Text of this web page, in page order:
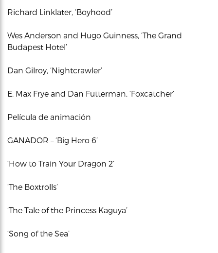
Richard Linklater, ‘Boyhood’
Wes Anderson and Hugo Guinness, ‘The Grand
Budapest Hotel’
Dan Gilroy, ‘Nightcrawler’
E. Max Frye and Dan Futterman, ‘Foxcatcher’
Película de animación
GANADOR – ‘Big Hero 6’
‘How to Train Your Dragon 2’
‘The Boxtrolls’
‘The Tale of the Princess Kaguya’
‘Song of the Sea’